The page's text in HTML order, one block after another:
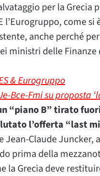
per la Grecia
l’Eurogruppo, come
anche perché
ministri delle Finanze
& Eurogruppo
Bce-Fmi su proposta
“piano B” tirato
l’offerta “last
Jean-Claude
prima della
la Grecia deve